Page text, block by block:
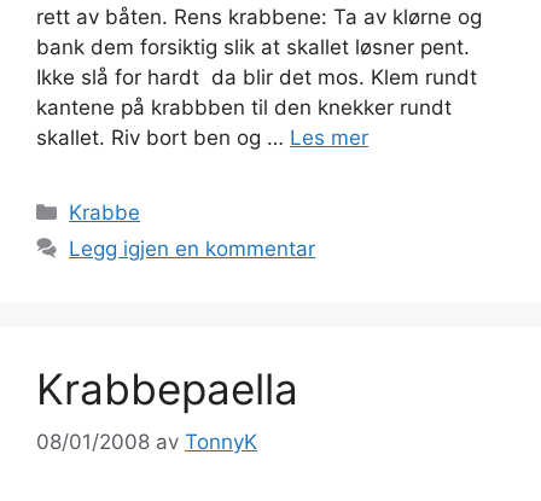
rett av båten. Rens krabbene: Ta av klørne og
bank dem forsiktig slik at skallet løsner pent.
Ikke slå for hardt  da blir det mos. Klem rundt
kantene på krabbben til den knekker rundt
skallet. Riv bort ben og … Les mer
Kategorier
Krabbe
Legg igjen en kommentar
Krabbepaella
08/01/2008 av TonnyK